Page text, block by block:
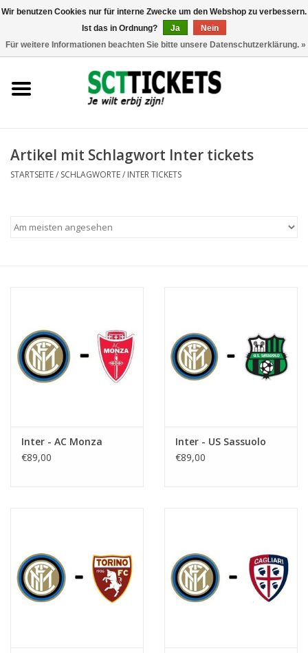
Frankreich
Artikel mit Schlagwort Inter tickets
STARTSEITE/ SCHLAGWORTE/ INTER TICKETS
Inter - AC Monza
€89,00
Inter - US Sassuolo
€89,00
Wir benutzen Cookies nur für interne Zwecke um den Webshop zu verbessern.
Ist das in Ordnung?
Ja
Nein
Für weitere Informationen beachten Sie bitte unsere Datenschutzerklärung. »